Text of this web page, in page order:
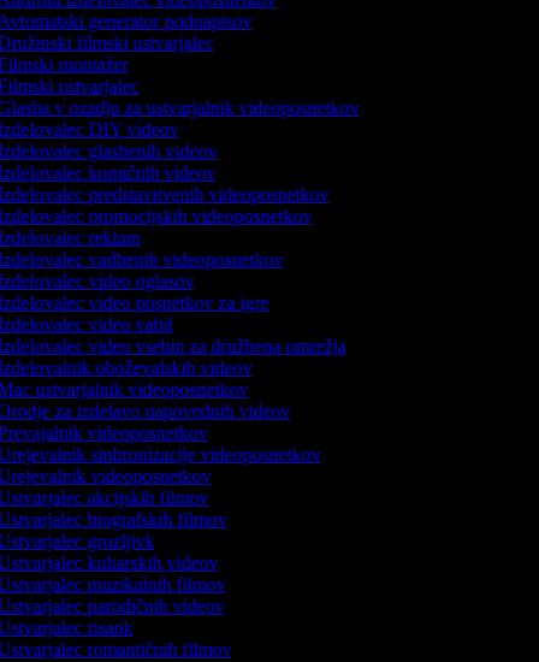
generator podnapisov
filmski ustvarjalec
montažer
ustvarjalec
v ozadju za ustvarjalnik videoposnetkov
DIY videov
glasbenih videov
komičnih videov
predstavitvenih videoposnetkov
promocijskih videoposnetkov
reklam
vadbenih videoposnetkov
video oglasov
video posnetkov za igre
video vabil
video vsebin za družbena omrežja
oboževalskih videov
ustvarjalnik videoposnetkov
za izdelavo napovednih videov
videoposnetkov
sinhronizacije videoposnetkov
videoposnetkov
akcijskih filmov
biografskih filmov
grozljivk
kuharskih videov
muzikalnih filmov
parodičnih videov
risank
romantičnih filmov